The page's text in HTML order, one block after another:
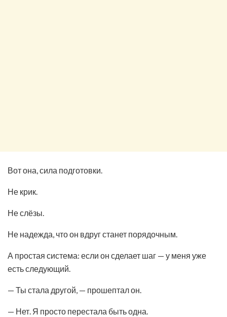
Вот она, сила подготовки.
Не крик.
Не слёзы.
Не надежда, что он вдруг станет порядочным.
А простая система: если он сделает шаг — у меня уже
есть следующий.
— Ты стала другой, — прошептал он.
— Нет. Я просто перестала быть одна.